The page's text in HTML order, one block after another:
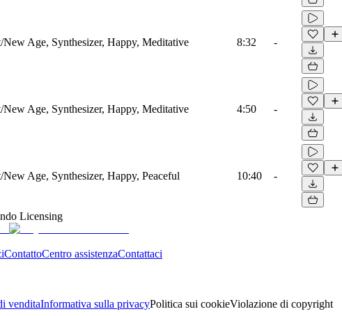
New Age, Synthesizer, Happy, Meditative 8:32 -
New Age, Synthesizer, Happy, Meditative 4:50 -
Age, Synthesizer, Happy, Peaceful 10:40 -
Licensing
ContattoCentro assistenzaContattaci
venditaInformativa sulla privacyPolitica sui cookieViolazione di copyright